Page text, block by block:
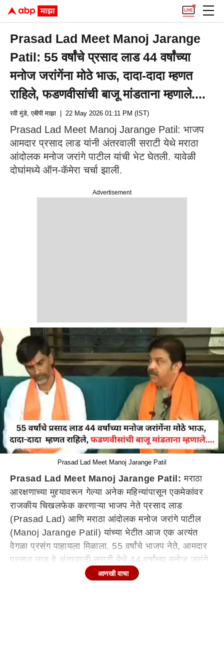
Prasad Lad Meet Manoj Jarange
Patil: 55 वर्षांचे प्रसाद लाड 44 वर्षांच्या
मनोज जरांगेंना मोठे भाऊ, दादा-दादा म्हणत
राहिले, फडणवीसांची बाजू मांडताना म्हणाले....
Advertisement
रवी मुंडे, एबीपी माझा | 22 May 2026 01:11 PM (IST)
Prasad Lad Meet Manoj Jarange Patil: भाजप
आमदार प्रसाद लाड यांनी अंतरवाली सराटी येथे मराठा
आंदोलक मनोज जरांगे पाटील यांची भेट घेतली. यावेळी
दोघांमध्ये ऑन-कॅमेरा चर्चा झाली.
Prasad Lad Meet Manoj Jarange Patil
Prasad Lad Meet Manoj Jarange Patil: मराठा
आरक्षणाच्या मुद्द्यावरून गेल्या अनेक महिन्यांपासून एकमेकांवर
राजकीय चिखलफेक करणाऱ्या भाजप नेते प्रसाद लाड
(Prasad Lad) आणि मराठा आंदोलक मनोज जरांगे पाटील
(Manoj Jarange Patil) यांच्या भेटीत आज एक अत्यंत
वेगळा प्रसंग पाहायला मिळाला. 55 वर्षांचे भाजप नेते, आमदार
प्रसाद लाड हे अंतरवाली सराटी येथे 44 वर्षांच्या मनोज जरांगे
पाटील यांची भेट घेण्यासाठी पोहोचले. वयाने मोठे असूनही
आणखी वाचा